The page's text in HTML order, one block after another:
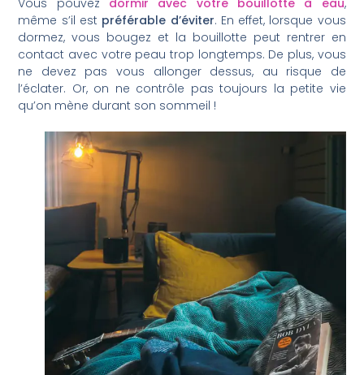
Vous pouvez dormir avec votre bouillotte à eau,
même s’il est préférable d’éviter. En effet, lorsque vous
dormez, vous bougez et la bouillotte peut rentrer en
contact avec votre peau trop longtemps. De plus, vous
ne devez pas vous allonger dessus, au risque de
l’éclater. Or, on ne contrôle pas toujours la petite vie
qu’on mène durant son sommeil !